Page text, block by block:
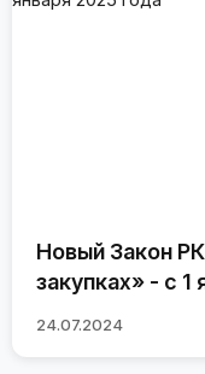
Новый Закон
закупках» - с 1
24.07.2024